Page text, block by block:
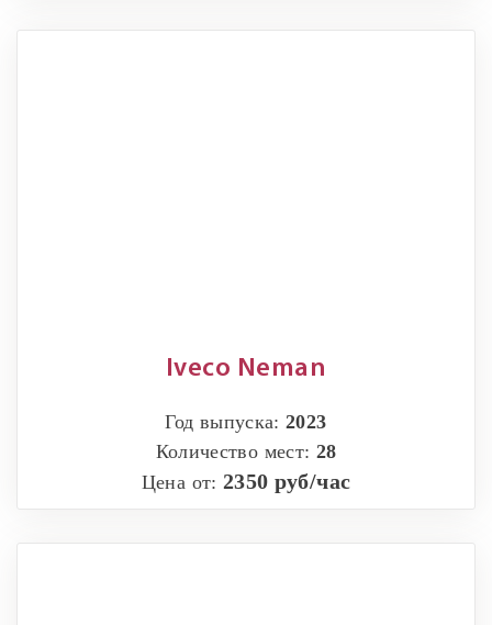
Iveco Neman
Год выпуска:2023
Количество мест: 28
Цена от: 2350 руб/час